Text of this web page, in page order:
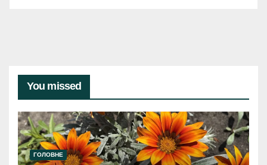
You missed
ГОЛОВНЕ